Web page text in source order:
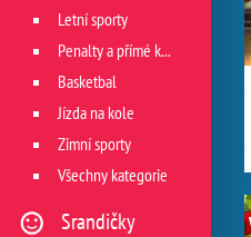
Letní sporty
Penalty a přímé kopy
Basketbal
Jízda na kole
Zimní sporty
Všechny kategorie
Srandičky